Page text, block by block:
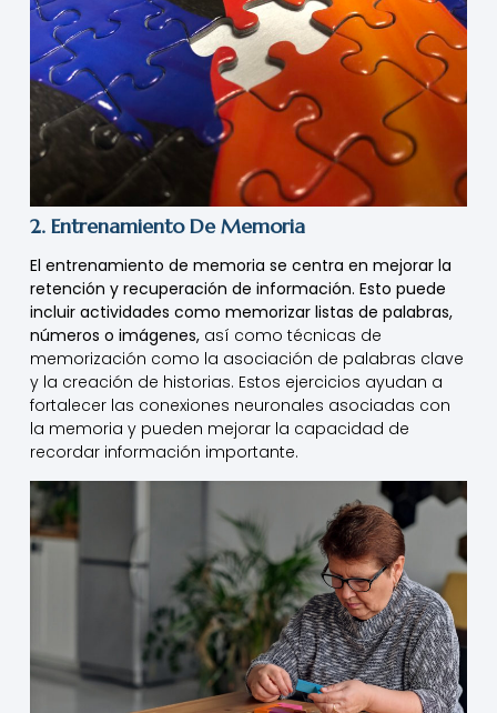
2. Entrenamiento De Memoria
El entrenamiento de memoria se centra en mejorar la
retención y recuperación de información. Esto puede
incluir actividades como memorizar listas de palabras,
números o imágenes,así como técnicas de
memorización como la asociación de palabras clave
y la creación de historias. Estos ejercicios ayudan a
fortalecer las conexiones neuronales asociadas con
la memoria y pueden mejorar la capacidad de
recordar información importante.